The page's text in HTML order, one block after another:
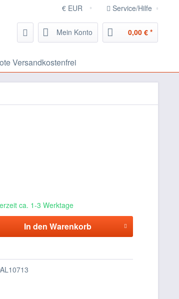
Service/Hilfe
Mein Konto 0,00 € *
Versandkostenfrei
ca. 1-3 Werktage
In den Warenkorb